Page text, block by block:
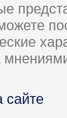
сайте